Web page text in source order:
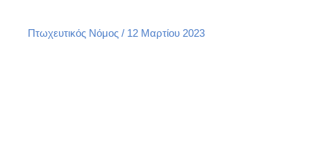
Πτωχευτικός Νόμος / 12 Μαρτίου 2023